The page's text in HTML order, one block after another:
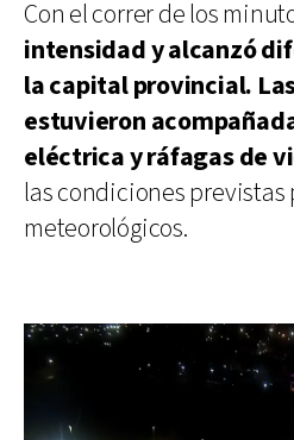
Con el correr de los
intensidad y alcanzó
la capital provincial.
estuvieron
eléctrica y ráfagas de
las condiciones previstas
meteorológicos.